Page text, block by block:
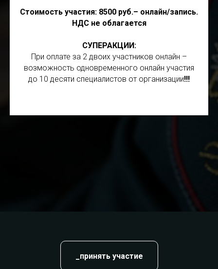
Стоимость участия: 8500 руб.– онлайн/запись.
НДС не облагается
СУПЕРАКЦИИ:
При оплате за 2 двоих участников онлайн –
возможность одновременного онлайн участия
до 10 десяти специалистов от организации!!!
_принять участие